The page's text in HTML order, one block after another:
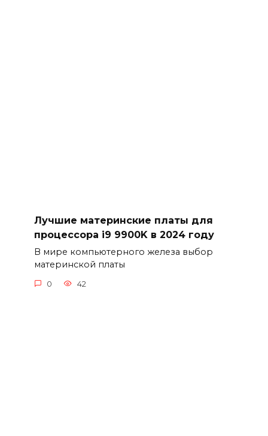
Лучшие материнские платы для
процессора i9 9900K в 2024 году
В мире компьютерного железа выбор
материнской платы
0 42